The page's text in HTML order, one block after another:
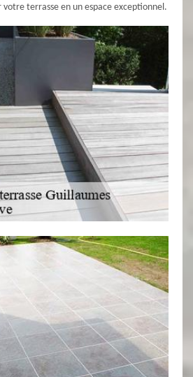
terrasse en un espace exceptionnel.